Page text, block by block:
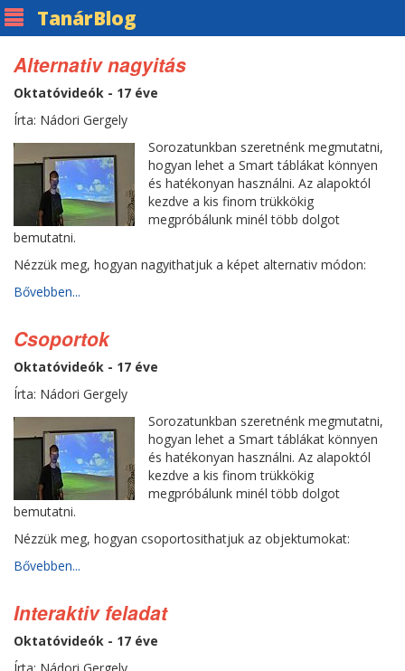
TanárBlog
Alternativ nagyitás
Oktatóvideók - 17 éve
Írta: Nádori Gergely
Sorozatunkban szeretnénk megmutatni,
hogyan lehet a Smart táblákat könnyen
és hatékonyan használni. Az alapoktól
kezdve a kis finom trükkökig
megpróbálunk minél több dolgot
bemutatni.
Nézzük meg, hogyan nagyithatjuk a képet alternativ módon:
Bővebben...
Csoportok
Oktatóvideók - 17 éve
Írta: Nádori Gergely
Sorozatunkban szeretnénk megmutatni,
hogyan lehet a Smart táblákat könnyen
és hatékonyan használni. Az alapoktól
kezdve a kis finom trükkökig
megpróbálunk minél több dolgot
bemutatni.
Nézzük meg, hogyan csoportosithatjuk az objektumokat:
Bővebben...
Interaktiv feladat
Oktatóvideók - 17 éve